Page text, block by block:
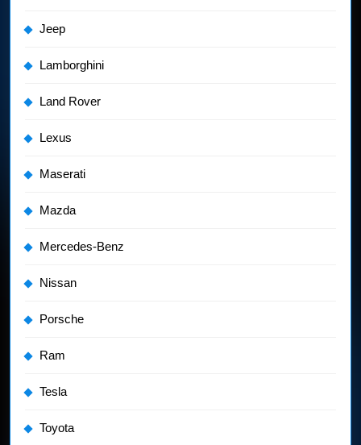
Jeep
Lamborghini
Land Rover
Lexus
Maserati
Mazda
Mercedes-Benz
Nissan
Porsche
Ram
Tesla
Toyota